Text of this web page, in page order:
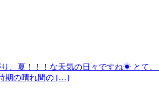
夏！！！な天気の日々ですね☀ とて
期の晴れ間の […]